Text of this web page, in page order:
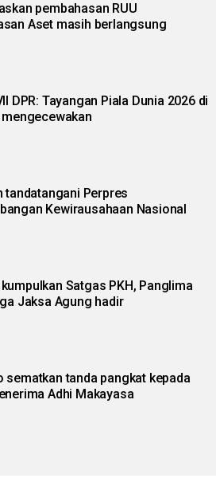
pembahasan RUU
Aset masih berlangsung
DPR: Tayangan Piala Dunia 2026 di
mengecewakan
tandatangani Perpres
Kewirausahaan Nasional
Satgas PKH, Panglima
Jaksa Agung hadir
sematkan tanda pangkat kepada
Adhi Makayasa